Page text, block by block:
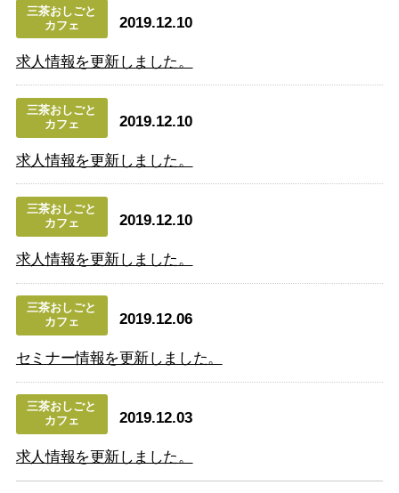
三茶おしごと
カフェ
2019.12.10
求人情報を更新しました。
三茶おしごと
カフェ
2019.12.10
求人情報を更新しました。
三茶おしごと
カフェ
2019.12.10
求人情報を更新しました。
三茶おしごと
カフェ
2019.12.06
セミナー情報を更新しました。
三茶おしごと
カフェ
2019.12.03
求人情報を更新しました。